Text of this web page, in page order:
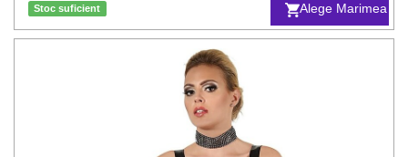
Alege Marimea
Stoc suficient